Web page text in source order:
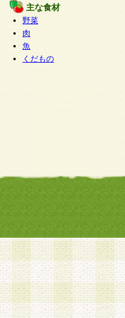
主な食材
野菜
肉
魚
くだもの